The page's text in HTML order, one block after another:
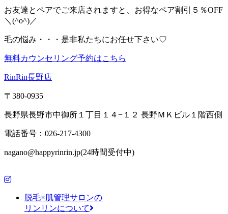
お友達とペアでご来店されますと、お得なペア割引５％OFF
＼(^o^)／
毛の悩み・・・是非私たちにお任せ下さい♡
無料カウンセリング予約はこちら
RinRin長野店
〒380-0935
長野県長野市中御所１丁目１４−１２ 長野ＭＫビル１階西側
電話番号：026-217-4300
nagano@happyrinrin.jp(24時間受付中)
脱毛×肌管理サロンの
リンリンについて